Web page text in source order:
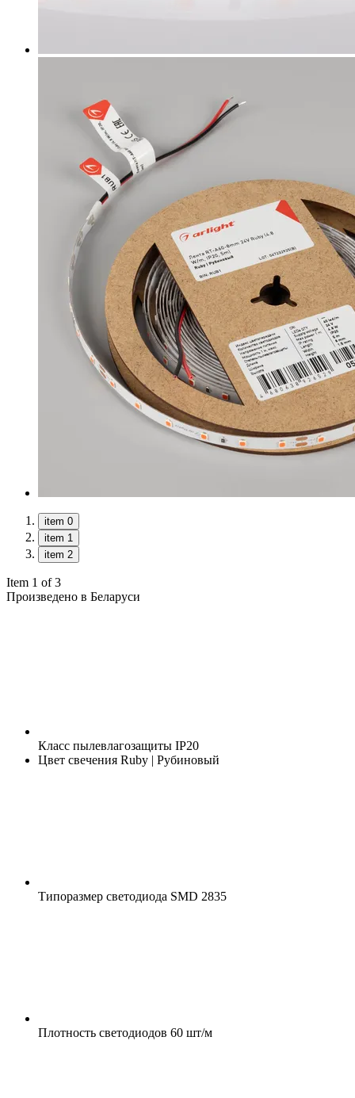
item 0
item 1
item 2
Item 1 of 3
Произведено в Беларуси
Класс пылевлагозащиты IP20
Цвет свечения Ruby | Рубиновый
Типоразмер светодиода SMD 2835
Плотность светодиодов 60 шт/м